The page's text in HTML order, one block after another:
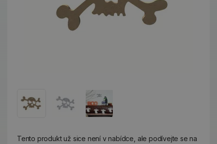
Tento produkt už sice není v nabídce, ale podívejte se na